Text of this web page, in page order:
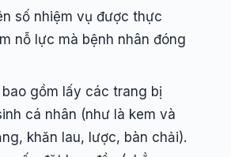
số nhiệm vụ được thực
nỗ lực mà bệnh nhân đóng
gồm lấy các trang bị
cá nhân (như là kem và
khăn lau, lược, bàn chải).